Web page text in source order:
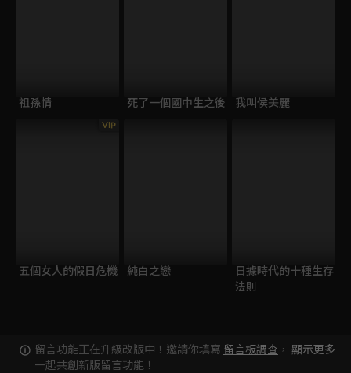
祖孫情 死了一個國中生之後 我叫侯美麗
VIP
五個女人的假日危機 純白之戀
日據時代的十種生存
法則
留言功能正在升級改版中！邀請你填寫 留言板調查 ，
一起共創新版留言功能！
顯示更多